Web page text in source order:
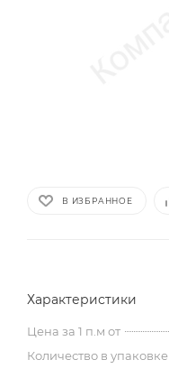
В ИЗБРАННОЕ
Характеристики
Цена за 1 п.м от
Количество в упаковке